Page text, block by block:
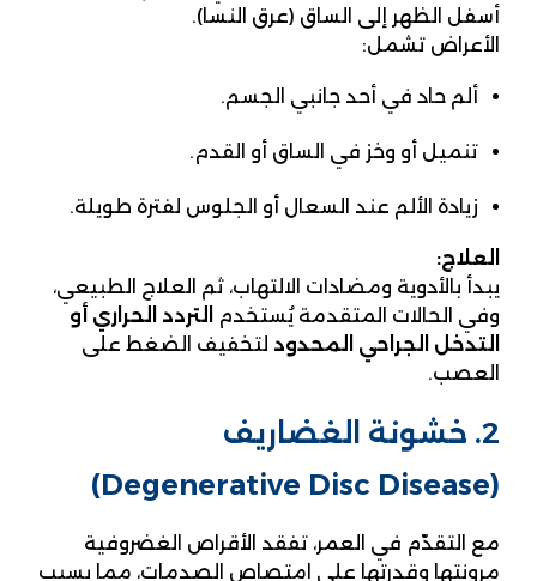
أسفل الظهر إلى الساق (عرق النسا).
الأعراض تشمل:
ألم حاد في أحد جانبي الجسم.
تنميل أو وخز في الساق أو القدم.
زيادة الألم عند السعال أو الجلوس لفترة طويلة.
العلاج:
يبدأ بالأدوية ومضادات الالتهاب، ثم العلاج الطبيعي،
وفي الحالات المتقدمة يُستخدم
التردد الحراري أو
التدخل الجراحي المحدود لتخفيف الضغط على
العصب.
2. خشونة الغضاريف
(Degenerative Disc Disease)
مع التقدّم في العمر، تفقد الأقراص الغضروفية
مرونتها وقدرتها على امتصاص الصدمات، مما يسبب